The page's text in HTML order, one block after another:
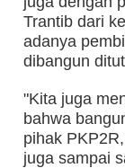
Trantib dari
adanya
dibangun
"Kita juga
bahwa
pihak
juga sampai